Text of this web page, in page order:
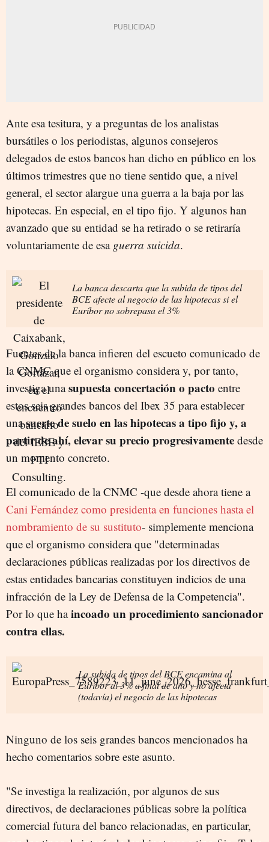
Ante esa tesitura, y a preguntas de los analistas
bursátiles o los periodistas, algunos consejeros
delegados de estos bancos han dicho en público en los
últimos trimestres que no tiene sentido que, a nivel
general, el sector alargue una guerra a la baja por las
hipotecas. En especial, en el tipo fijo. Y algunos han
avanzado que su entidad se ha retirado o se retiraría
voluntariamente de esa guerra suicida.
La banca descarta que la subida de tipos del
BCE afecte al negocio de las hipotecas si el
Euríbor no sobrepasa el 3%
Fuentes de la banca infieren del escueto comunicado de
la CNMC que el organismo considera y, por tanto,
investiga unasupuesta concertación o pacto entre
estos seis grandes bancos del Ibex 35 para establecer
unasuerte de suelo en las hipotecas a tipo fijo y, a
partir de ahí, elevar su precio progresivamente desde
un momento concreto.
El comunicado de la CNMC -que desde ahora tiene a
Cani Fernández como presidenta en funciones hasta el
nombramiento de su sustituto- simplemente menciona
que el organismo considera que "determinadas
declaraciones públicas realizadas por los directivos de
estas entidades bancarias constituyen indicios de una
infracción de la Ley de Defensa de la Competencia".
Por lo que haincoado un procedimiento sancionador
contra ellas.
La subida de tipos del BCE encamina al
Euríbor al 3% a final de año y no afecta
(todavía) el negocio de las hipotecas
Ninguno de los seis grandes bancos mencionados ha
hecho comentarios sobre este asunto.
"Se investiga la realización, por algunos de sus
directivos, de declaraciones públicas sobre la política
comercial futura del banco relacionadas, en particular,